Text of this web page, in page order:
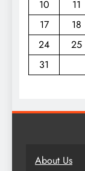
10
11
17
18
24
25
31
About Us